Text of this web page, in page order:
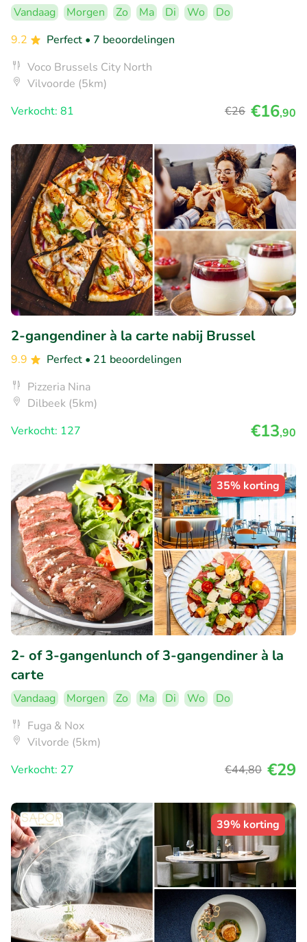
Vandaag Morgen Zo Ma Di Wo
Do
9.2
Perfect • 7 beoordelingen
Voco Brussels City North
Vilvoorde (5km)
Verkocht: 81
€26 €16,90
2-gangendiner à la carte nabij Brussel
9.9 Perfect • 21 beoordelingen
Pizzeria Nina
Dilbeek (5km)
Verkocht: 127
€13,90
35% korting
2- of 3-gangenlunch of 3-gangendiner à la
carte
Vandaag Morgen Zo Ma Di Wo
Do
Fuga & Nox
Vilvorde (5km)
Verkocht: 27
€44,80 €29
39% korting